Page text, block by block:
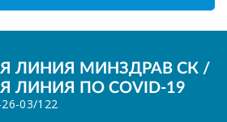
ЛИНИЯ МИНЗДРАВ СК /
ЛИНИЯ ПО COVID-19
03/122